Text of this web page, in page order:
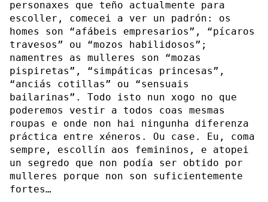
personaxes que teño actualmente para
escoller, comecei a ver un padrón: os
homes son “afábeis empresarios”, “pícaros
travesos” ou “mozos habilidosos”;
namentres as mulleres son “mozas
pispiretas”, “simpáticas princesas”,
“anciás cotillas” ou “sensuais
bailarinas”. Todo isto nun xogo no que
poderemos vestir a todos coas mesmas
roupas e onde non hai ningunha diferenza
práctica entre xéneros. Ou case. Eu, coma
sempre, escollín aos femininos, e atopei
un segredo que non podía ser obtido por
mulleres porque non son suficientemente
fortes…